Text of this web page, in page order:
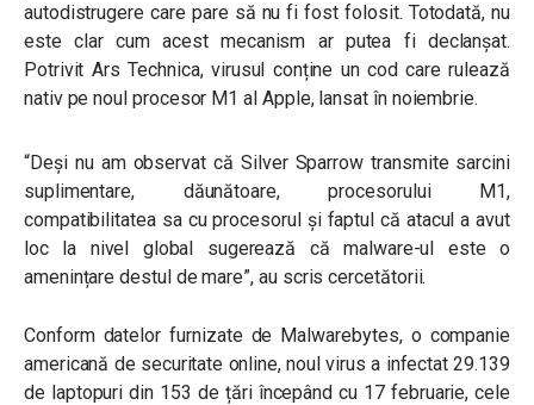
autodistrugere care pare să nu fi fost folosit. Totodată, nu
este clar cum acest mecanism ar putea fi declanșat.
Potrivit Ars Technica, virusul conține un cod care rulează
nativ pe noul procesor M1 al Apple, lansat în noiembrie.
“Deși nu am observat că Silver Sparrow transmite sarcini
suplimentare, dăunătoare, procesorului M1,
compatibilitatea sa cu procesorul și faptul că atacul a avut
loc la nivel global sugerează că malware-ul este o
amenințare destul de mare”, au scris cercetătorii.
Conform datelor furnizate de Malwarebytes, o companie
americană de securitate online, noul virus a infectat 29.139
de laptopuri din 153 de țări începând cu 17 februarie, cele